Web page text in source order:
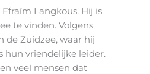
Langkous. Hij is
te vinden. Volgens
de Zuidzee, waar hij
hun vriendelijke leider.
veel mensen dat